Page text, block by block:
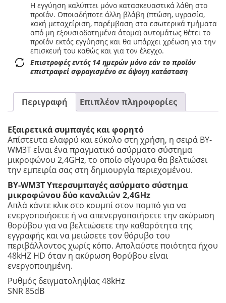
transmitters,
person
vlog)
ποσότητα
Η εγγύηση καλύπτει μόνο κατασκευαστικά λάθη στο
προϊόν. Οποιαδήποτε άλλη βλάβη (πτώση, υγρασία,
κακή μεταχείριση, παρέμβαση στα εσωτερικά τμήματα
από μη εξουσιοδοτημένα άτομα) αυτομάτως θέτει το
προϊόν εκτός εγγύησης και θα υπάρχει χρέωση για την
επισκευή του καθώς και για τον έλεγχο.
Επιστροφές εντός 14 ημερών μόνο εάν το προϊόν
επιστραφεί σφραγισμένο σε άψογη κατάσταση
Περιγραφή Επιπλέον πληροφορίες
Εξαιρετικά συμπαγές και φορητό
Απίστευτα ελαφρύ και εύκολο στη χρήση, η σειρά BY-
WM3T είναι ένα πραγματικό ασύρματο σύστημα
μικροφώνου 2,4GHz, το οποίο σίγουρα θα βελτιώσει
την εμπειρία σας στη δημιουργία περιεχομένου.
BY-WM3T Υπερσυμπαγές ασύρματο σύστημα
μικροφώνου δύο καναλιών 2,4GHz
Απλά κάντε κλικ στο κουμπί στον πομπό για να
ενεργοποιήσετε ή να απενεργοποιήσετε την ακύρωση
θορύβου για να βελτιώσετε την καθαρότητα της
εγγραφής και να μειώσετε τον θόρυβο του
περιβάλλοντος χωρίς κόπο. Απολαύστε ποιότητα ήχου
48kHZ HD όταν η ακύρωση θορύβου είναι
ενεργοποιημένη.
Ρυθμός δειγματοληψίας 48kHz
SNR 85dB